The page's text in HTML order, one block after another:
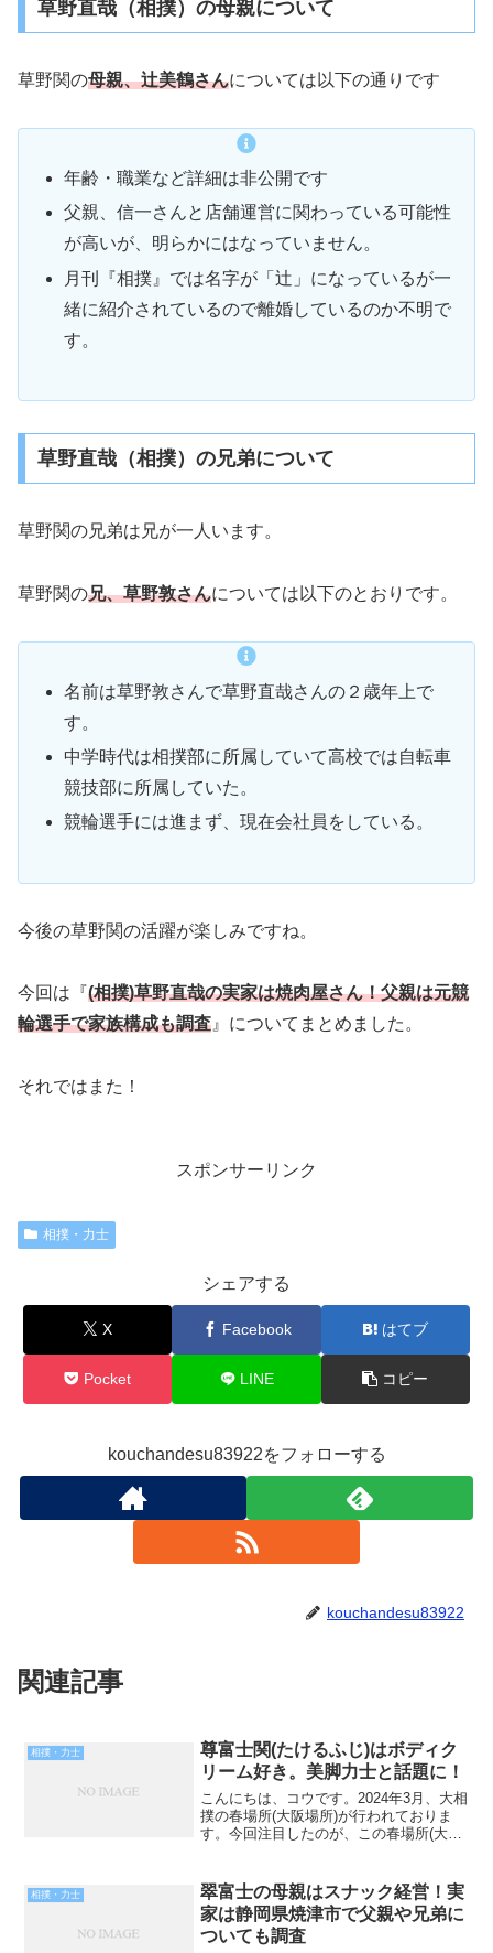
草野直哉（相撲）の母親について
草野関の母親、辻美鶴さんについては以下の通りです
年齢・職業など詳細は非公開です
父親、信一さんと店舗運営に関わっている可能性
が高いが、明らかにはなっていません。
月刊『相撲』では名字が「辻」になっているが一
緒に紹介されているので離婚しているのか不明で
す。
草野直哉（相撲）の兄弟について
草野関の兄弟は兄が一人います。
草野関の兄、草野敦さんについては以下のとおりです。
名前は草野敦さんで草野直哉さんの２歳年上で
す。
中学時代は相撲部に所属していて高校では自転車
競技部に所属していた。
競輪選手には進まず、現在会社員をしている。
今後の草野関の活躍が楽しみですね。
今回は『 (相撲)草野直哉の実家は焼肉屋さん！父親は元競
輪選手で家族構成も調査』についてまとめました。
それではまた！
スポンサーリンク
相撲・力士
シェアする
X Facebook はてブ
Pocket LINE コピー
kouchandesu83922をフォローする
kouchandesu83922
関連記事
相撲・力士
尊富士関(たけるふじ)はボディク
リーム好き。美脚力士と話題に！
こんにちは、コウです。2024年3月、大相
撲の春場所(大阪場所)が行われておりま
す。今回注目したのが、この春場所(大阪
ーム好き。美脚力士と話題に！』という
テーマで...
相撲・力士
翠富士の母親はスナック経営！実
家は静岡県焼津市で父親や兄弟に
ついても調査